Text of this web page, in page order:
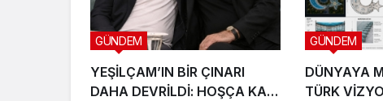
YEŞİLÇAM’IN BİR ÇINARI
DAHA DEVRİLDİ: HOŞÇA KAL
GÜNDEM
DÜNYAYA
TÜRK
GÜNDEM